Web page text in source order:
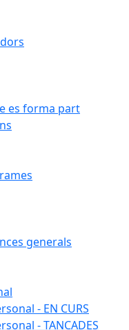
es forma part
generals
- EN CURS
- TANCADES